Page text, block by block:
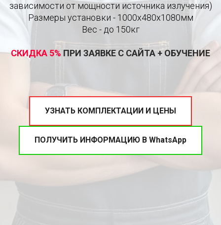
зависимости от мощности источника излучения)
Размеры установки - 1000х480х1080мм
Вес - до 150кг
СКИДКА 5% ПРИ ЗАЯВКЕ С САЙТА + ОБУЧЕНИЕ
УЗНАТЬ КОМПЛЕКТАЦИИ И ЦЕНЫ
ПОЛУЧИТЬ ИНФОРМАЦИЮ В WhatsApp